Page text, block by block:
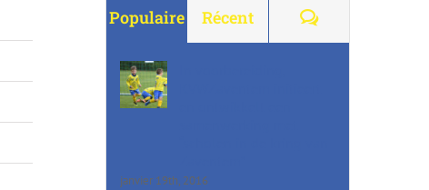
Populaire Récent
janvier 19th, 2016